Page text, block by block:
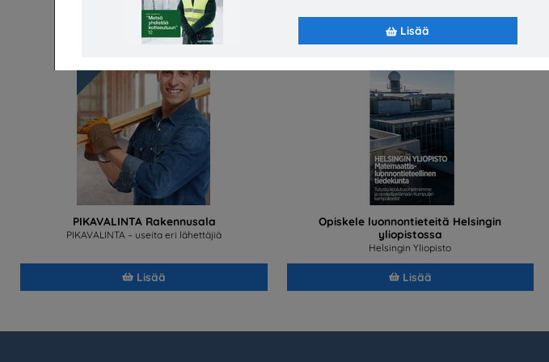
Lisää
PIKAVALINTA Rakennusala
PIKAVALINTA – useita eri lähettäjiä
Lisää
Opiskele luonnontieteitä Helsingin
yliopistossa
Helsingin Yliopisto
Lisää